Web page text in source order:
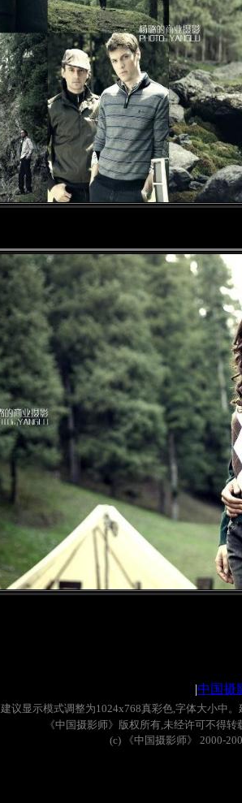
|中国摄
建议显示模式调整为1024x768真彩色,字体大小中。
《中国摄影师》版权所有,未经许可不得转
(c)
《中国摄影师》 2000-200